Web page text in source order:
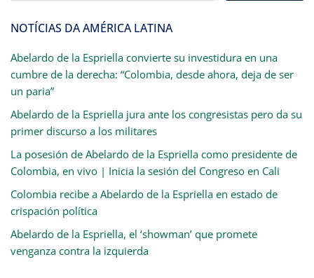
NOTÍCIAS DA AMÉRICA LATINA
Abelardo de la Espriella convierte su investidura en una
cumbre de la derecha: “Colombia, desde ahora, deja de ser
un paria”
Abelardo de la Espriella jura ante los congresistas pero da su
primer discurso a los militares
La posesión de Abelardo de la Espriella como presidente de
Colombia, en vivo | Inicia la sesión del Congreso en Cali
Colombia recibe a Abelardo de la Espriella en estado de
crispación política
Abelardo de la Espriella, el ‘showman’ que promete
venganza contra la izquierda